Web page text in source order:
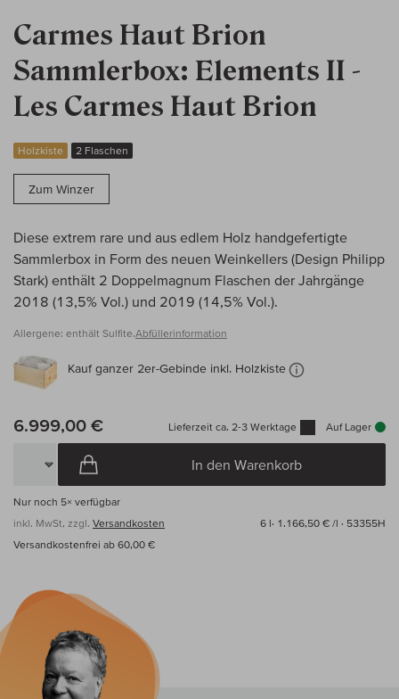
Carmes Haut Brion
Sammlerbox: Elements II -
Les Carmes Haut Brion
Holzkiste 2 Flaschen
Zum Winzer
Diese extrem rare und aus edlem Holz handgefertigte
Sammlerbox in Form des neuen Weinkellers (Design Philipp
Stark) enthält 2 Doppelmagnum Flaschen der Jahrgänge
2018 (13,5% Vol.) und 2019 (14,5% Vol.).
Allergene: enthält Sulfite.Abfüllerinformation
Kauf ganzer 2er-Gebinde inkl. Holzkiste
6.999,00 € Lieferzeit ca. 2-3 Werktage Auf Lager
In den Warenkorb
Nur noch 5× verfügbar
inkl. MwSt, zzgl. Versandkosten 6 l· 1.166,50 € /l · 53355H
Versandkostenfrei ab 60,00 €